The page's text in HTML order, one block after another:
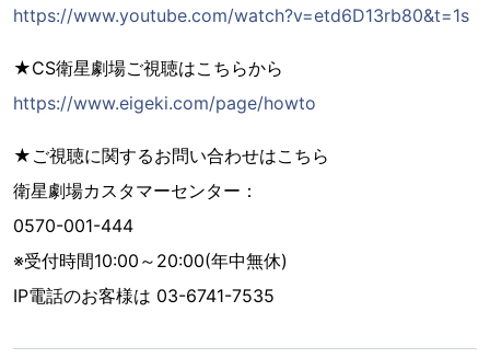
https://www.youtube.com/watch?v=etd6D13rb80&t=1s
★CS衛星劇場ご視聴はこちらから
https://www.eigeki.com/page/howto
★ご視聴に関するお問い合わせはこちら
衛星劇場カスタマーセンター：
0570-001-444
※受付時間10:00～20:00(年中無休)
IP電話のお客様は 03-6741-7535